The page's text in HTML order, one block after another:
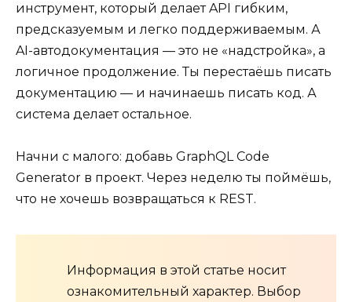
инструмент, который делает API гибким,
предсказуемым и легко поддерживаемым. А
AI-автодокументация — это не «надстройка», а
логичное продолжение. Ты перестаёшь писать
документацию — и начинаешь писать код. А
система делает остальное.
Начни с малого: добавь GraphQL Code
Generator в проект. Через неделю ты поймёшь,
что не хочешь возвращаться к REST.
Информация в этой статье носит
ознакомительный характер. Выбор